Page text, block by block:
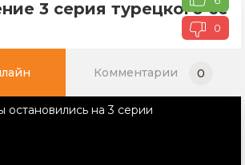
3 серия турецкого
0
Комментарии 0
остановились на 3 серии